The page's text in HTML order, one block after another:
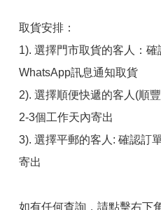
取貨安排：
1). 選擇門市取貨的客人：
WhatsApp訊息通知取貨
2). 選擇順便快遞的客人(順
2-3個工作天內寄出
3). 選擇平郵的客人: 確認訂
寄出
如有任何查詢，請點擊右下